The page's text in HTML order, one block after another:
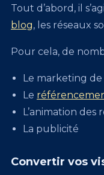
Tout d’abord, il
blog, les réseaux
Pour cela, de
Le marketing
Le
L’animation des
La publicité
Convertir vos